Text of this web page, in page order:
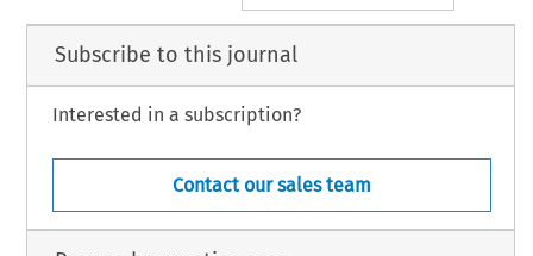
Subscribe to this journal
Interested in a subscription?
Contact our sales team